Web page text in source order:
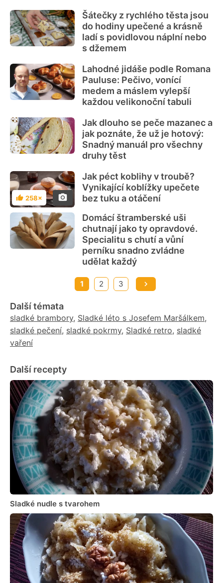
Šátečky z rychlého těsta jsou
do hodiny upečené a krásně
ladí s povidlovou náplní nebo
s džemem
Lahodné jidáše podle Romana
Pauluse: Pečivo, vonící
medem a máslem vylepší
každou velikonoční tabuli
Jak dlouho se peče mazanec a
jak poznáte, že už je hotový:
Snadný manuál pro všechny
druhy těst
Hodnocení
258×
Jak péct koblihy v troubě?
Vynikající koblížky upečete
bez tuku a otáčení
Domácí štramberské uši
chutnají jako ty opravdové.
Specialitu s chutí a vůní
perníku snadno zvládne
udělat každý
1 2 3
Další témata
sladké brambory, Sladké léto s Josefem Maršálkem,
sladké pečení, sladké pokrmy, Sladké retro, sladké
vaření
Další recepty
Sladké nudle s tvarohem